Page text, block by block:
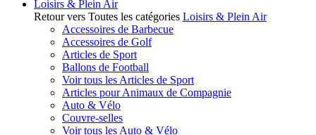
Loisirs & Plein Air
Retour vers Toutes les catégories Loisirs & Plein Air
Accessoires de Barbecue
Accessoires de Golf
Articles de Sport
Ballons de Football
Voir tous les Articles de Sport
Articles pour Animaux de Compagnie
Auto & Vélo
Couvre-selles
Voir tous les Auto & Vélo